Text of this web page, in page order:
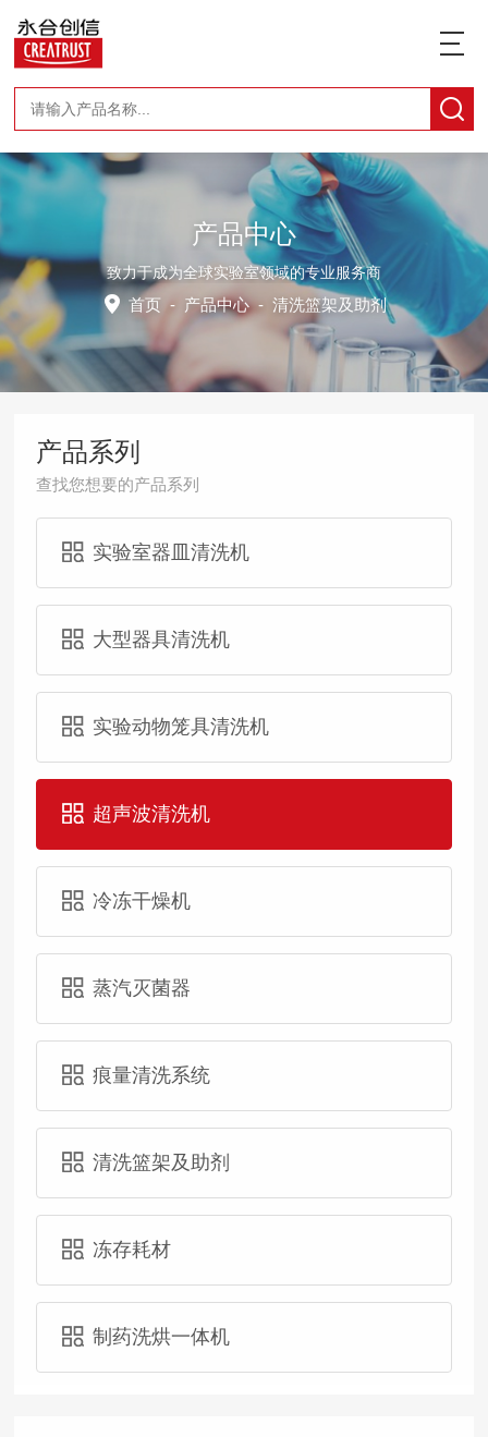
产品中心
致力于成为全球实验室领域的专业服务商
首页 - 产品中心- 清洗篮架及助剂
产品系列
查找您想要的产品系列
实验室器皿清洗机
大型器具清洗机
实验动物笼具清洗机
超声波清洗机
冷冻干燥机
蒸汽灭菌器
痕量清洗系统
清洗篮架及助剂
冻存耗材
制药洗烘一体机